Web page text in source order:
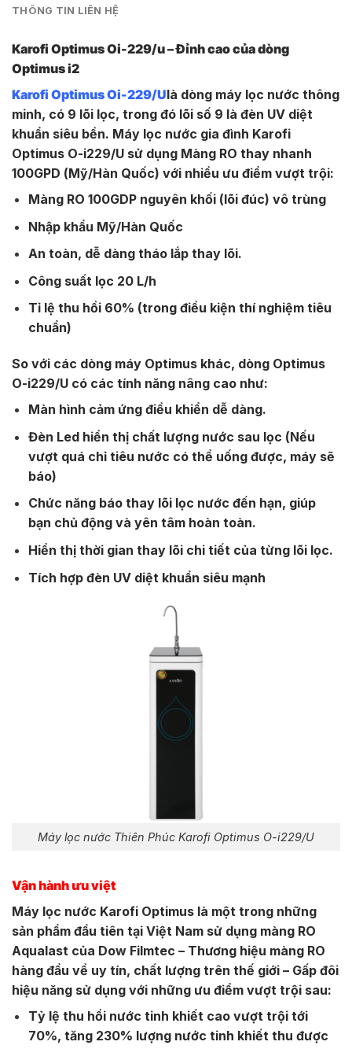
THÔNG TIN LIÊN HỆ
Karofi Optimus Oi-229/u – Đỉnh cao của dòng
Optimus i2
Karofi Optimus Oi-229/Ulà dòng máy lọc nước thông
minh, có 9 lõi lọc, trong đó lõi số 9 là đèn UV diệt
khuẩn siêu bền. Máy lọc nước gia đình Karofi
Optimus O-i229/U sử dụng Màng RO thay nhanh
100GPD (Mỹ/Hàn Quốc) với nhiều ưu điểm vượt trội:
Màng RO 100GDP nguyên khối (lõi đúc) vô trùng
Nhập khẩu Mỹ/Hàn Quốc
An toàn, dễ dàng tháo lắp thay lõi.
Công suất lọc 20 L/h
Tỉ lệ thu hồi 60% (trong điều kiện thí nghiệm tiêu
chuẩn)
So với các dòng máy Optimus khác, dòng Optimus
O-i229/U có các tính năng nâng cao như:
Màn hình cảm ứng điều khiển dễ dàng.
Đèn Led hiển thị chất lượng nước sau lọc (Nếu
vượt quá chỉ tiêu nước có thể uống được, máy sẽ
báo)
Chức năng báo thay lõi lọc nước đến hạn, giúp
bạn chủ động và yên tâm hoàn toàn.
Hiển thị thời gian thay lõi chi tiết của từng lõi lọc.
Tích hợp đèn UV diệt khuẩn siêu mạnh
Máy lọc nước Thiên Phúc Karofi Optimus O-i229/U
Vận hành ưu việt
Máy lọc nước Karofi Optimus là một trong những
sản phẩm đầu tiên tại Việt Nam sử dụng màng RO
Aqualast của Dow Filmtec – Thương hiệu màng RO
hàng đầu về uy tín, chất lượng trên thế giới – Gấp đôi
hiệu năng sử dụng với những ưu điểm vượt trội sau:
Tỷ lệ thu hồi nước tinh khiết cao vượt trội tới
70%, tăng 230% lượng nước tinh khiết thu được